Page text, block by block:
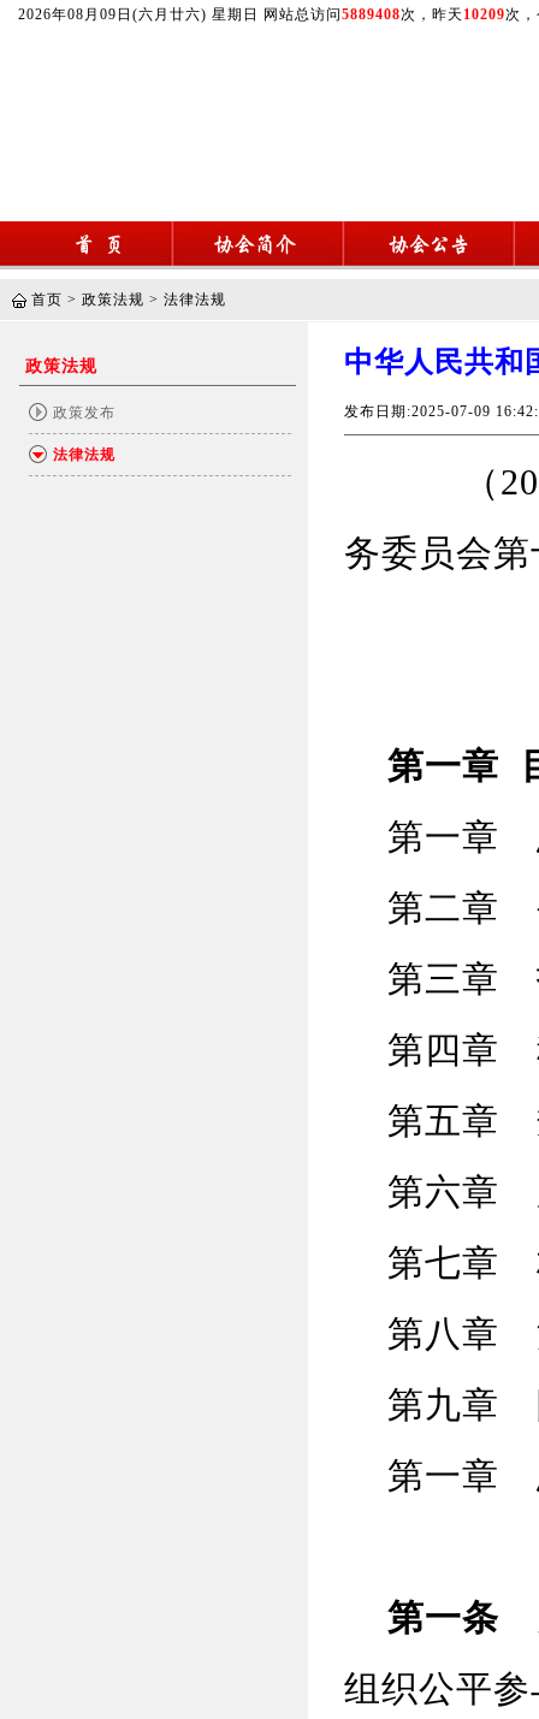
2026年08月09日(六月廿六) 星期日 网站总访问5889408次，昨天 10209次
首页 > 政策法规 > 法律法规
政策法规
政策发布
法律法规
中华人民共和
发布日期:2025-07-09
（2025
务委员会
第一章
第一章
第二章
第三章
第四章
第五章
第六章
第七章
第八章
第九章
第一章
第一条
组织公平